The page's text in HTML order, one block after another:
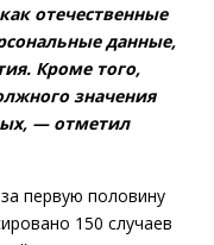
отечественные
данные,
Кроме того,
значения
— отметил
первую половину
150 случаев